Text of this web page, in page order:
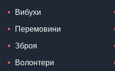
Вибухи
Перемовини
Зброя
Волонтери